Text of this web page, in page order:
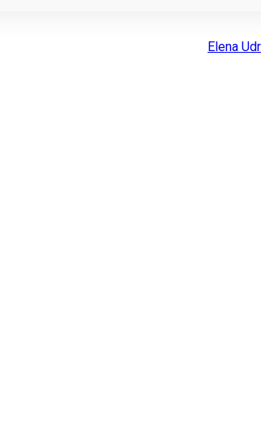
Elena